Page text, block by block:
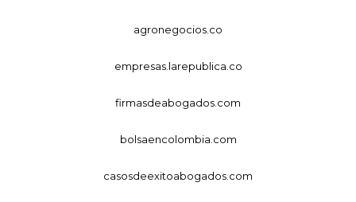
agronegocios.co
empresas.larepublica.co
firmasdeabogados.com
bolsaencolombia.com
casosdeexitoabogados.com